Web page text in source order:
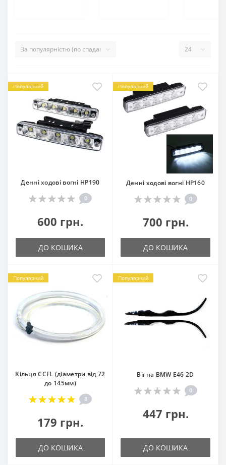
Популярний
Денні ходові вогні HP190
0
600 грн.
ДО КОШИКА
Популярний
Денні ходові вогні HP160
0
700 грн.
ДО КОШИКА
Популярний
Кільця CCFL (діаметри від 72
до 145мм)
8
179 грн.
ДО КОШИКА
Популярний
Вії на BMW E46 2D
0
447 грн.
ДО КОШИКА